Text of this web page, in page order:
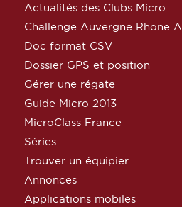
Actualités des Clubs Micro
Challenge Auvergne Rhone
Doc format CSV
Dossier GPS et position
Gérer une régate
Guide Micro 2013
MicroClass France
Séries
Trouver un équipier
Annonces
Applications mobiles